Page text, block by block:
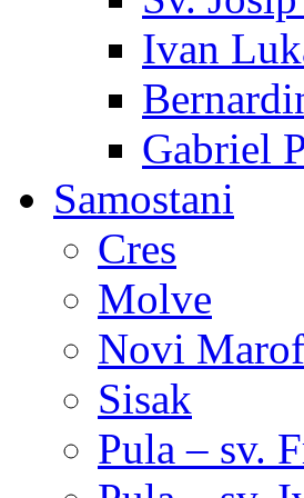
Ivan
Gabriel
Samostani
Cres
Molve
Novi Marof
Sisak
Pula – sv.